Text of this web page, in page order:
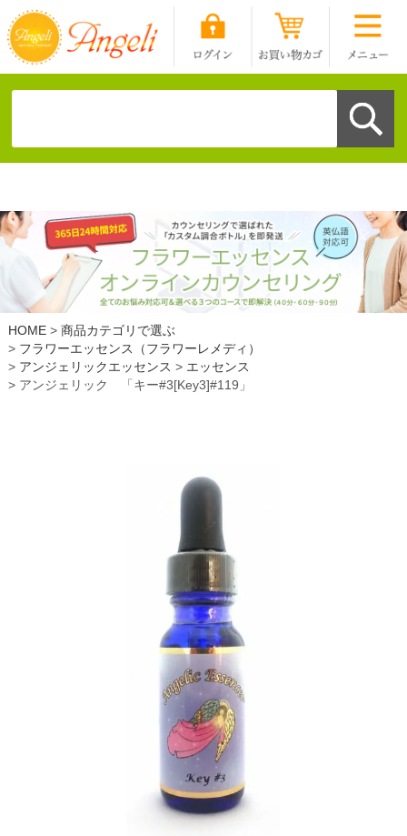
HOME
商品カテゴリで選ぶ
フラワーエッセンス（フラワーレメディ）
アンジェリックエッセンス
エッセンス
アンジェリック 「キー#3[Key3]#119」